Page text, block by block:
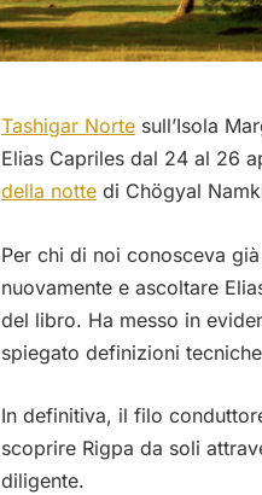
Tashigar Norte sull’Isola
Elias Capriles dal 24 al 26
della notte di Chögyal
Per chi di noi conosceva
nuovamente e ascoltare
del libro. Ha messo in
spiegato definizioni
In definitiva, il filo
scoprire Rigpa da soli
diligente.